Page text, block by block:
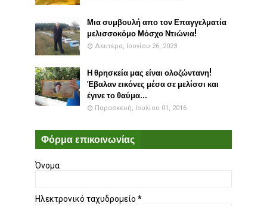
Μια συμβουλή απο τον Επαγγελματία
μελισσοκόμο Μόσχο Ντιώνια!
Δευτέρα, Ιουνίου 26, 2023
Η θρησκεία μας είναι ολοζώντανη!
Έβαλαν εικόνες μέσα σε μελίσσι και
έγινε το θαύμα...
Παρασκευή, Ιουλίου 01, 2016
Φόρμα επικοινωνίας
Όνομα
Ηλεκτρονικό ταχυδρομείο *